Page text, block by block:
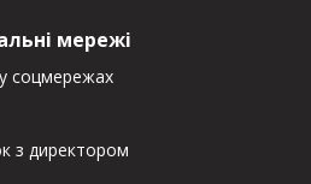
мережі
соцмережах
з директором